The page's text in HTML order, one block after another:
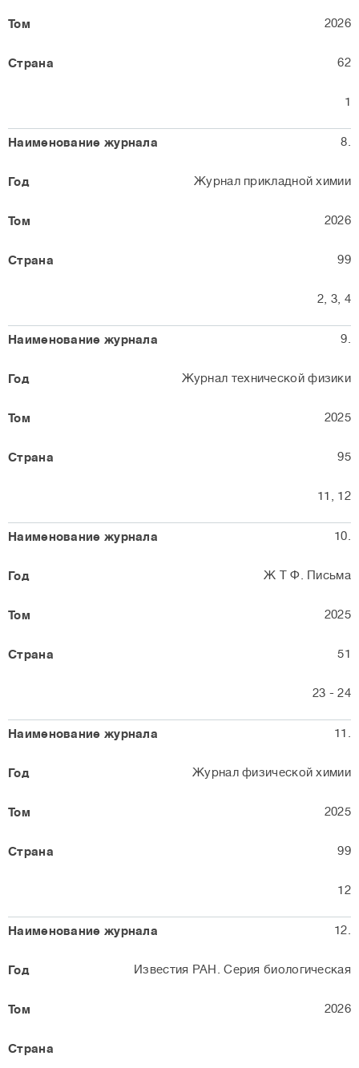
2026
62
1
8.
Журнал прикладной химии
2026
99
2, 3, 4
9.
Журнал технической физики
2025
95
11, 12
10.
Ж Т Ф. Письма
2025
51
23 - 24
11.
Журнал физической химии
2025
99
12
12.
Известия РАН. Серия биологическая
2026